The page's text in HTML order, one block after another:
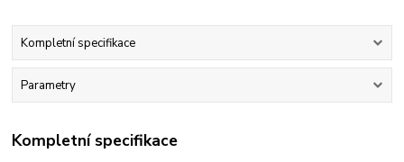
Kompletní specifikace
Parametry
Kompletní specifikace